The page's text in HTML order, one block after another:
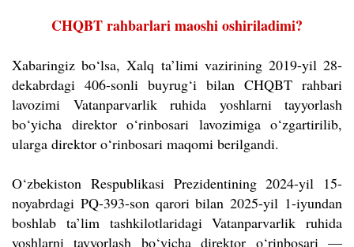
CHQBT rahbarlari maoshi oshiriladimi?
Xabaringiz bo‘lsa, Xalq ta’limi vazirining 2019-yil 28-
dekabrdagi 406-sonli buyrug‘i bilan CHQBT rahbari
lavozimi Vatanparvarlik ruhida yoshlarni tayyorlash
bo‘yicha direktor o‘rinbosari lavozimiga o‘zgartirilib,
ularga direktor o‘rinbosari maqomi berilgandi.
O‘zbekiston Respublikasi Prezidentining 2024-yil 15-
noyabrdagi PQ-393-son qarori bilan 2025-yil 1-iyundan
boshlab ta’lim tashkilotlaridagi Vatanparvarlik ruhida
yoshlarni tayyorlash bo‘yicha direktor o‘rinbosari —